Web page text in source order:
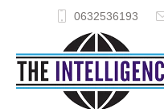
0632536193